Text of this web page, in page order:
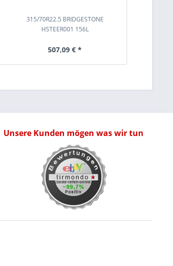
315/70R22.5 BRIDGESTONE
HSTEER001 156L
507,09 € *
Unsere Kunden mögen was wir tun